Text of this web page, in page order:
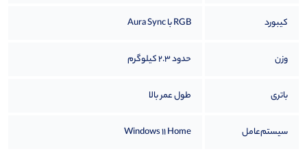
کیبورد RGB با Aura Sync
وزن حدود 2.3 کیلوگرم
باتری طول عمر بالا
سیستم‌عامل Windows 11 Home